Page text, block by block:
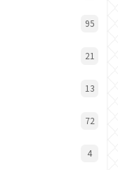
95
21
13
72
4